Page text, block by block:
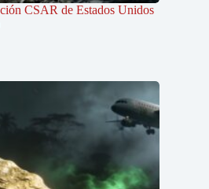
CSAR de Estados Unidos